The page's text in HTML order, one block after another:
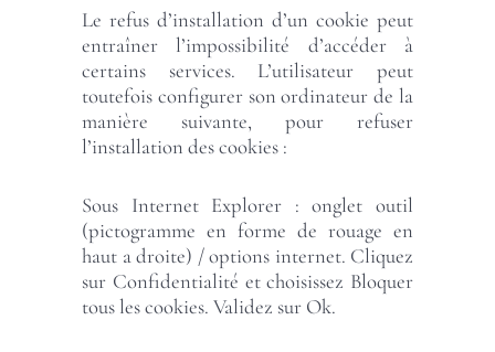
Le refus d’installation d’un cookie peut
entraîner l’impossibilité d’accéder à
certains services. L’utilisateur peut
toutefois configurer son ordinateur de la
manière suivante, pour refuser
l’installation des cookies :
Sous Internet Explorer : onglet outil
(pictogramme en forme de rouage en
haut a droite) / options internet. Cliquez
sur Confidentialité et choisissez Bloquer
tous les cookies. Validez sur Ok.